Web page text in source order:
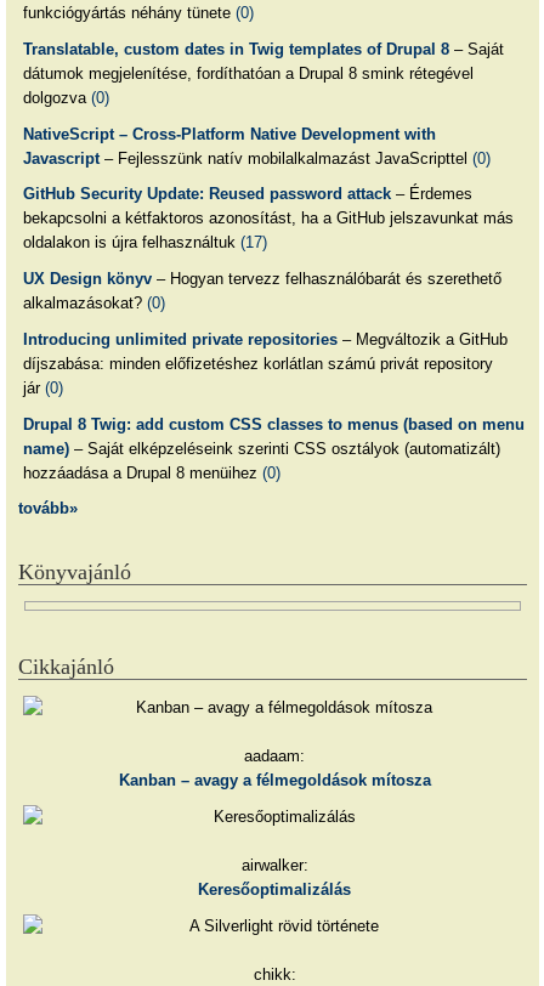
funkciógyártás néhány tünete (0)
Translatable, custom dates in Twig templates of Drupal 8– Saját
dátumok megjelenítése, fordíthatóan a Drupal 8 smink rétegével
dolgozva (0)
NativeScript – Cross-Platform Native Development with
Javascript– Fejlesszünk natív mobilalkalmazást JavaScripttel (0)
GitHub Security Update: Reused password attack– Érdemes
bekapcsolni a kétfaktoros azonosítást, ha a GitHub jelszavunkat más
oldalakon is újra felhasználtuk (17)
UX Design könyv– Hogyan tervezz felhasználóbarát és szerethető
alkalmazásokat? (0)
Introducing unlimited private repositories– Megváltozik a GitHub
díjszabása: minden előfizetéshez korlátlan számú privát repository
jár (0)
Drupal 8 Twig: add custom CSS classes to menus (based on menu
name)– Saját elképzeléseink szerinti CSS osztályok (automatizált)
hozzáadása a Drupal 8 menüihez (0)
tovább»
Könyvajánló
Cikkajánló
aadaam:
Kanban – avagy a félmegoldások mítosza
airwalker:
Keresőoptimalizálás
chikk: